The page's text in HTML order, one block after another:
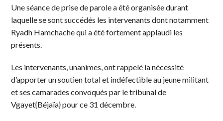
Une séance de prise de parole a été organisée durant
laquelle se sont succédés les intervenants dont notamment
Ryadh Hamchache qui a été fortement applaudi les
présents.
Les intervenants, unanimes, ont rappelé la nécessité
d’apporter un soutien total et indéfectible au jeune militant
et ses camarades convoqués par le tribunal de
Vgayet{Béjaïa} pour ce 31 décembre.